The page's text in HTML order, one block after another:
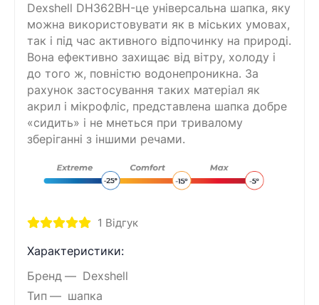
Dexshell DH362BH-це універсальна шапка, яку
можна використовувати як в міських умовах,
так і під час активного відпочинку на природі.
Вона ефективно захищає від вітру, холоду і
до того ж, повністю водонепроникна. За
рахунок застосування таких матеріал як
акрил і мікрофліс, представлена шапка добре
«сидить» і не мнеться при тривалому
зберіганні з іншими речами.
1 Відгук
Характеристики:
Бренд
Dexshell
Тип
шапка